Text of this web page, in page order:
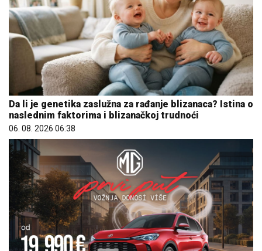
Da li je genetika zaslužna za rađanje blizanaca? Istina o
naslednim faktorima i blizanačkoj trudnoći
06. 08. 2026 06:38